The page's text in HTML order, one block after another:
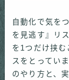
自動化で気を
を見逃す』リ
を1つだけ挟む
スをとってい
のやり方と、